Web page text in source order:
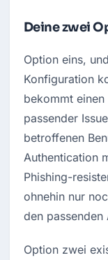
Deine zwei
Option eins,
Konfiguration
bekommt
passender
betroffenen
Authentication
Phishing-
ohnehin nur
den passenden
Option zwei